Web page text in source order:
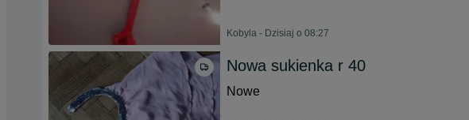
Kobyla - Dzisiaj o 08:27
Nowa sukienka r 40
Nowe